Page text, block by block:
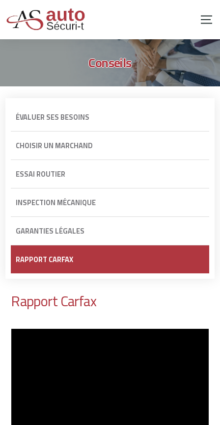
Conseils
ÉVALUER SES BESOINS
CHOISIR UN MARCHAND
ESSAI ROUTIER
INSPECTION MÉCANIQUE
GARANTIES LÉGALES
RAPPORT CARFAX
Rapport Carfax